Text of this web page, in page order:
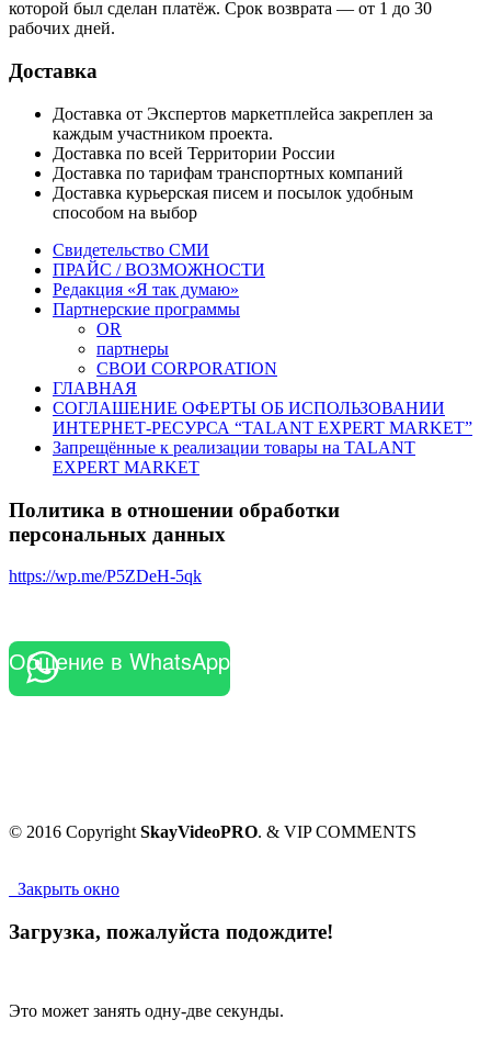
которой был сделан платёж. Срок возврата — от 1 до 30
рабочих дней.
Доставка
Доставка от Экспертов маркетплейса закреплен за
каждым участником проекта.
Доставка по всей Территории России
Доставка по тарифам транспортных компаний
Доставка курьерская писем и посылок удобным
способом на выбор
Свидетельство СМИ
ПРАЙС / ВОЗМОЖНОСТИ
Редакция «Я так думаю»
Партнерские программы
OR
партнеры
СВОИ CORPORATION
ГЛАВНАЯ
СОГЛАШЕНИЕ ОФЕРТЫ ОБ ИСПОЛЬЗОВАНИИ
ИНТЕРНЕТ-РЕСУРСА “TALANT EXPERT MARKET”
Запрещённые к реализации товары на TALANT
EXPERT MARKET
Политика в отношении обработки
персональных данных
https://wp.me/P5ZDeH-5qk
Общение в WhatsApp
© 2016 Copyright SkayVideoPRO. & VIP COMMENTS
Закрыть окно
Загрузка, пожалуйста подождите!
Это может занять одну-две секунды.